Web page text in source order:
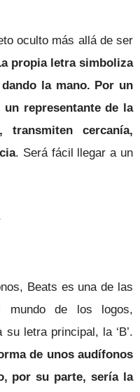
oculto más allá de ser
propia letra simboliza
la mano. Por un
representante de la
transmiten cercanía,
. Será fácil llegar a un
Beats es una de las
mundo de los logos,
letra principal, la ‘B’.
de unos audífonos
por su parte, sería la